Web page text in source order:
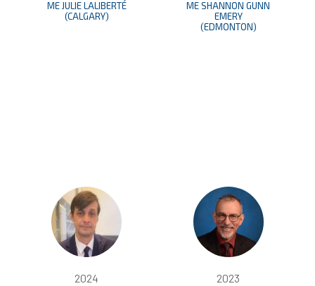
ME JULIE LALIBERTÉ
(CALGARY)
ME SHANNON GUNN
EMERY
(EDMONTON)
2024 2023